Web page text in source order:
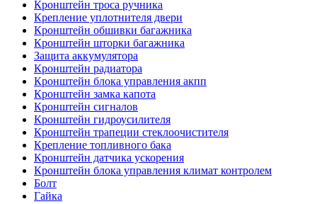
Кронштейн троса ручника
Крепление уплотнителя двери
Кронштейн обшивки багажника
Кронштейн шторки багажника
Защита аккумулятора
Кронштейн радиатора
Кронштейн блока управления акпп
Кронштейн замка капота
Кронштейн сигналов
Кронштейн гидроусилителя
Кронштейн трапеции стеклоочистителя
Крепление топливного бака
Кронштейн датчика ускорения
Кронштейн блока управления климат контролем
Болт
Гайка